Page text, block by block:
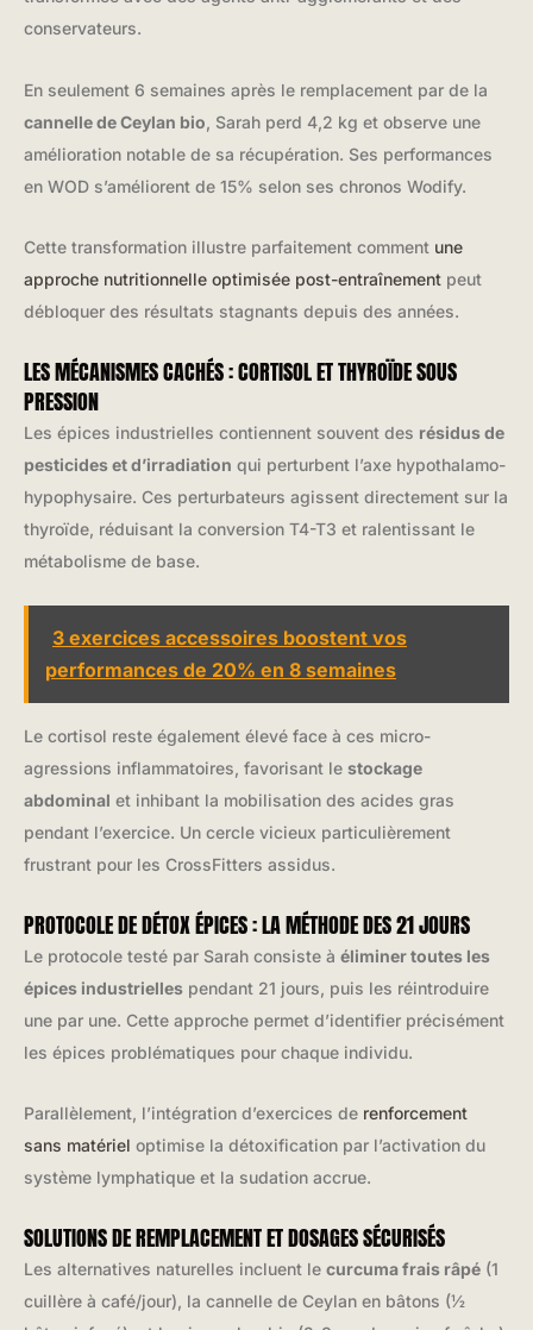
conservateurs.
En seulement 6 semaines après le remplacement par de la
cannelle de Ceylan bio , Sarah perd 4,2 kg et observe une
amélioration notable de sa récupération. Ses performances
en WOD s’améliorent de 15% selon ses chronos Wodify.
Cette transformation illustre parfaitement comment une
approche nutritionnelle optimisée post-entraînement peut
débloquer des résultats stagnants depuis des années.
LES MÉCANISMES CACHÉS : CORTISOL ET THYROÏDE SOUS
PRESSION
Les épices industrielles contiennent souvent des résidus de
pesticides et d’irradiation qui perturbent l’axe hypothalamo-
hypophysaire. Ces perturbateurs agissent directement sur la
thyroïde, réduisant la conversion T4-T3 et ralentissant le
métabolisme de base.
3 exercices accessoires boostent vos
performances de 20% en 8 semaines
Le cortisol reste également élevé face à ces micro-
agressions inflammatoires, favorisant le stockage
abdominal et inhibant la mobilisation des acides gras
pendant l’exercice. Un cercle vicieux particulièrement
frustrant pour les CrossFitters assidus.
PROTOCOLE DE DÉTOX ÉPICES : LA MÉTHODE DES 21 JOURS
Le protocole testé par Sarah consiste à éliminer toutes les
épices industrielles pendant 21 jours, puis les réintroduire
une par une. Cette approche permet d’identifier précisément
les épices problématiques pour chaque individu.
Parallèlement, l’intégration d’exercices de renforcement
sans matériel optimise la détoxification par l’activation du
système lymphatique et la sudation accrue.
SOLUTIONS DE REMPLACEMENT ET DOSAGES SÉCURISÉS
Les alternatives naturelles incluent le curcuma frais râpé (1
cuillère à café/jour), la cannelle de Ceylan en bâtons (½